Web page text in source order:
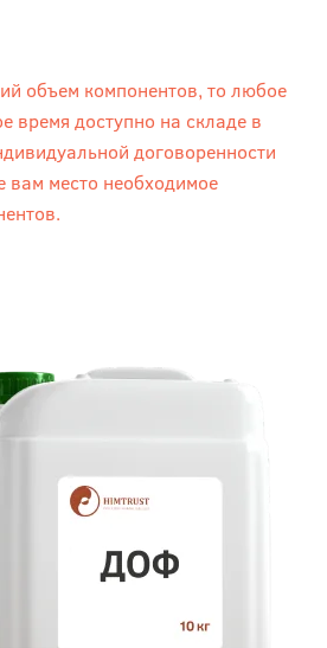
объем компонентов, то любое
время доступно на складе в
договоренности
вам место необходимое